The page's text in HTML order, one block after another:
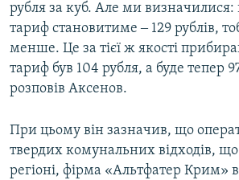
рубля за куб. Але ми визначилися:
тариф становитиме ‒ 129 рублів,
менше. Це за тієї ж якості
тариф був 104 рубля, а буде тепер
розповів Аксенов.
При цьому він зазначив, що
твердих комунальних відходів,
регіоні, фірма «Альтфатер Крим»